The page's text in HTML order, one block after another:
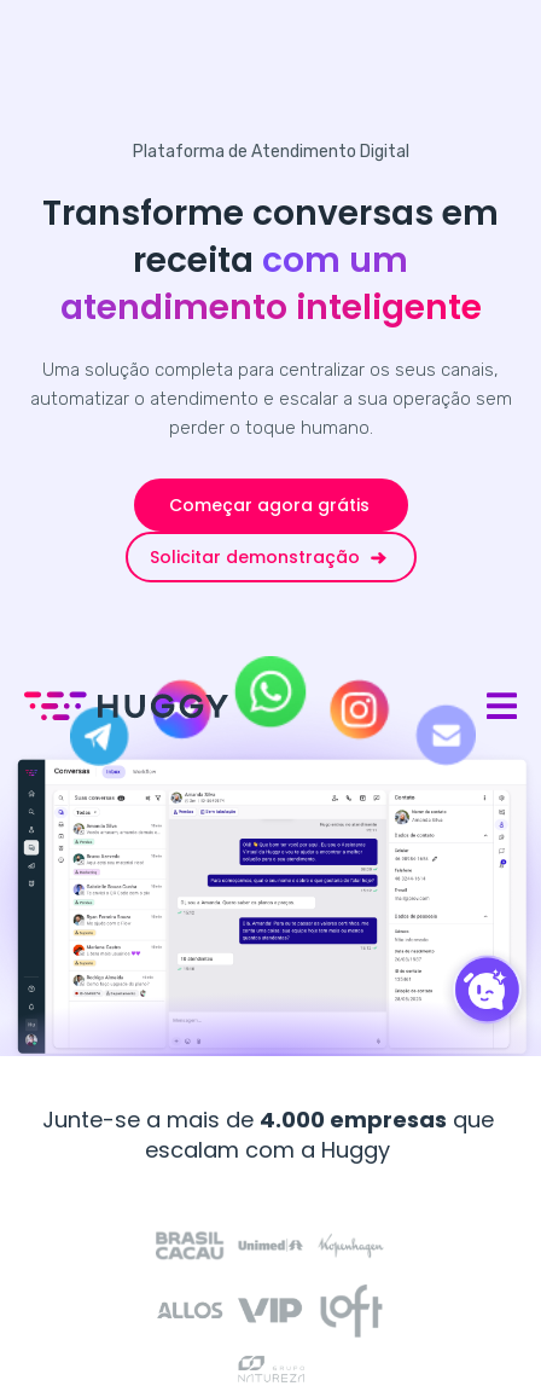
Plataforma de Atendimento Digital
Transforme conversas em
receita com um
atendimento inteligente
Uma solução completa para centralizar os seus canais,
automatizar o atendimento e escalar a sua operação sem
perder o toque humano.
Começar agora grátis
Solicitar demonstração
Junte-se a mais de 4.000 empresas que
escalam com a Huggy